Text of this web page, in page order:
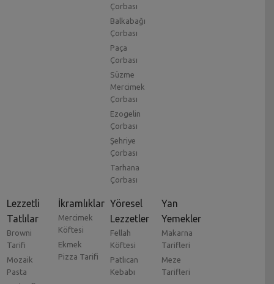
Çorbası
Balkabağı
Çorbası
Paça
Çorbası
Süzme
Mercimek
Çorbası
Ezogelin
Çorbası
Şehriye
Çorbası
Tarhana
Çorbası
Lezzetli
Tatlılar
Browni
Tarifi
Mozaik
Pasta
İkramlıklar
Mercimek
Köftesi
Ekmek
Pizza Tarifi
Yöresel
Lezzetler
Fellah
Köftesi
Patlıcan
Kebabı
Yan
Yemekler
Makarna
Tarifleri
Meze
Tarifleri